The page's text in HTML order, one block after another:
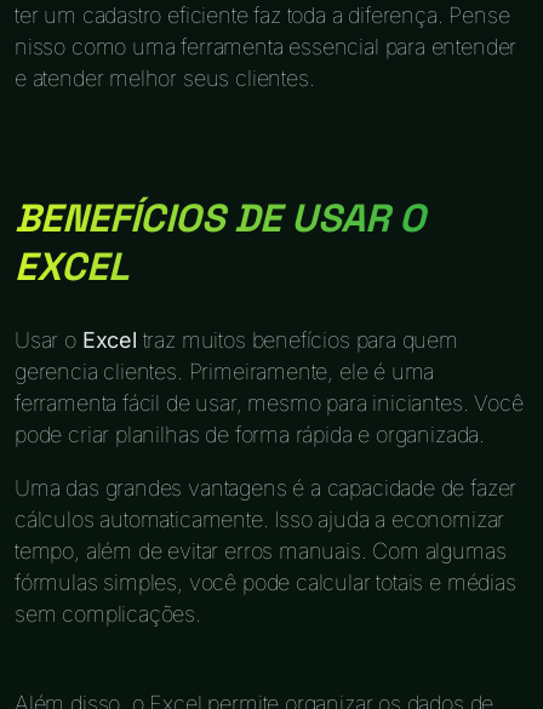
ter um cadastro eficiente faz toda a diferença. Pense
nisso como uma ferramenta essencial para entender
e atender melhor seus clientes.
BENEFÍCIOS DE USAR O
EXCEL
Usar o Excel traz muitos benefícios para quem
gerencia clientes. Primeiramente, ele é uma
ferramenta fácil de usar, mesmo para iniciantes. Você
pode criar planilhas de forma rápida e organizada.
Uma das grandes vantagens é a capacidade de fazer
cálculos automaticamente. Isso ajuda a economizar
tempo, além de evitar erros manuais. Com algumas
fórmulas simples, você pode calcular totais e médias
sem complicações.
Além disso, o Excel permite organizar os dados de